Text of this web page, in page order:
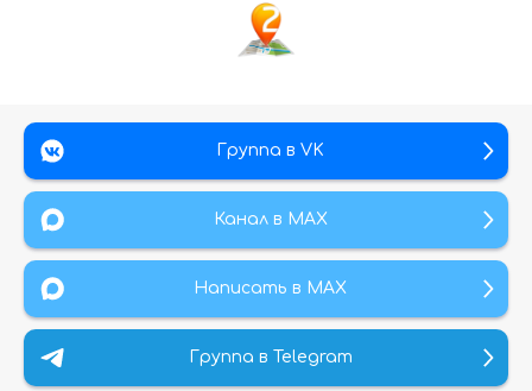
Группа в VK
Канал в МАХ
Написать в MAX
Группа в Telegram